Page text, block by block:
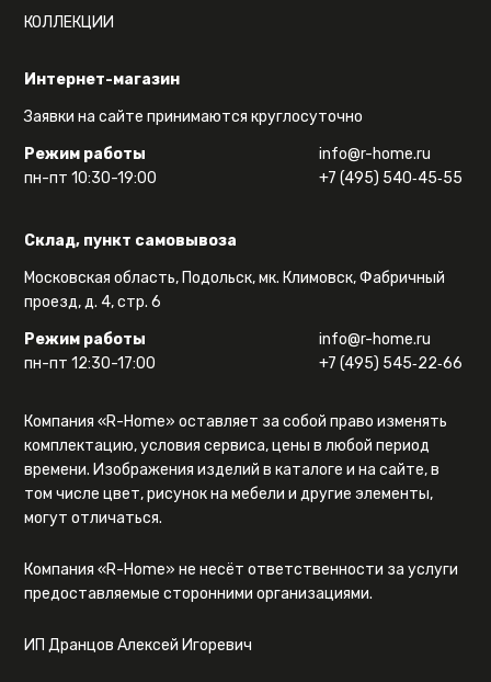
Интернет-магазин
Заявки на сайте принимаются круглосуточно
Режим работы
пн-пт 10:30-19:00
info@r-home.ru
+7 (495) 540‑45‑55
Склад, пункт самовывоза
Московская область, Подольск, мк. Климовск, Фабричный
проезд, д. 4, стр. 6
Режим работы
пн-пт 12:30-17:00
info@r-home.ru
+7 (495) 545‑22‑66
КОЛЛЕКЦИИ
Компания «R-Home» оставляет за собой право изменять
комплектацию, условия сервиса, цены в любой период
времени. Изображения изделий в каталоге и на сайте, в
том числе цвет, рисунок на мебели и другие элементы,
могут отличаться.
Компания «R-Home» не несёт ответственности за услуги
предоставляемые сторонними организациями.
ИП Дранцов Алексей Игоревич